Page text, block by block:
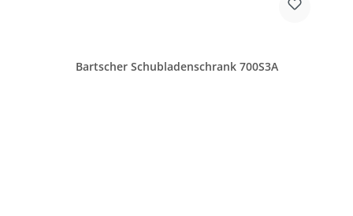
Bartscher Schubladenschrank 700S3A